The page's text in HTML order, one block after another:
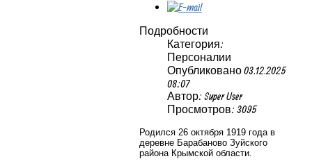
Подробности
Категория:
Персоналии
Опубликовано 03.12.2025
08:07
Автор: Super User
Просмотров: 3095
Родился 26 октября 1919 года в
деревне Барабаново Зуйского
района Крымской области.